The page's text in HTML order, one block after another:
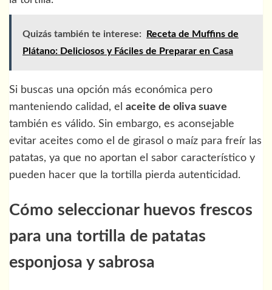
Quizás también te interese:
Receta de Muffins de
Plátano: Deliciosos y Fáciles de Preparar en Casa
Si buscas una opción más económica pero
manteniendo calidad, el aceite de oliva suave
también es válido. Sin embargo, es aconsejable
evitar aceites como el de girasol o maíz para freír las
patatas, ya que no aportan el sabor característico y
pueden hacer que la tortilla pierda autenticidad.
Cómo seleccionar huevos frescos
para una tortilla de patatas
esponjosa y sabrosa